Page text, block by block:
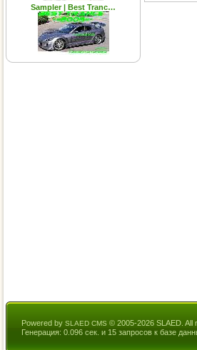
Sampler | Best Tranc…
Powered by SLAED CMS © 2005-2026 SLAED. All
Генерация: 0.096 сек. и 15 запросов к базе